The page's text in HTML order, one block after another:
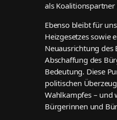
als
Ebenso bleibt für
Heizgesetzes sowie
Neuausrichtung des
Abschaffung des
Bedeutung. Diese
politischen
Wahlkampfes – und
Bürgerinnen und